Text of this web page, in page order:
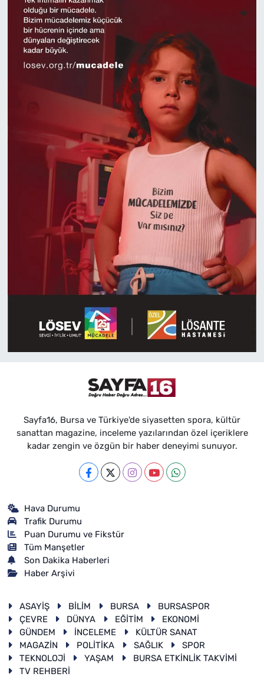
Sayfa16, Bursa ve Türkiye'de siyasetten spora, kültür
sanattan magazine, inceleme yazılarından özel içeriklere
kadar zengin ve özgün bir haber deneyimi sunuyor.
Hava Durumu
Trafik Durumu
Puan Durumu ve Fikstür
Tüm Manşetler
Son Dakika Haberleri
Haber Arşivi
ASAYİŞ BİLİM BURSA
BURSASPOR
ÇEVRE
DÜNYA EĞİTİM
EKONOMİ
GÜNDEM
İNCELEME
KÜLTÜR SANAT
MAGAZİN
POLİTİKA SAĞLIK
SPOR
TEKNOLOJİ
YAŞAM
BURSA ETKİNLİK TAKVİMİ
TV REHBERİ